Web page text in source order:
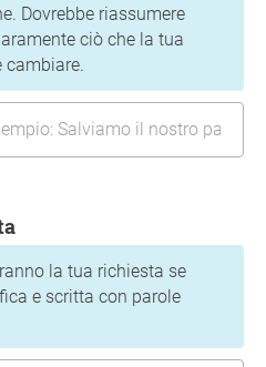
Dovrebbe riassumere
ciò che la tua
cambiare.
la tua richiesta se
e scritta con parole